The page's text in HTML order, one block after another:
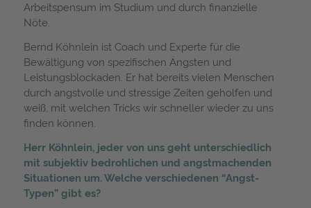
Arbeitspensum im Studium und durch finanzielle
Nöte.
Bernd Köhnlein ist Coach und Experte für die
Bewältigung von spezifischen Ängsten und
Leistungsblockaden. Er hat bereits vielen Menschen
durch angstvolle und stressige Zeiten geholfen und
weiß, mit welchen Tricks wir schneller wieder zu uns
finden können.
Herr Köhnlein, jeder von uns geht unterschiedlich
mit subjektiv bedrohlichen und angstmachenden
Situationen um. Welche verschiedenen “Angst-
Typen” gibt es?